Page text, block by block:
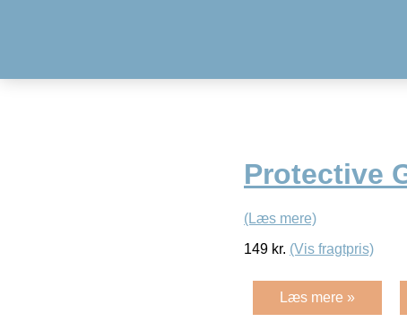
Protective
(Læs mere)
149 kr. (Vis fragtpris)
Læs mere »